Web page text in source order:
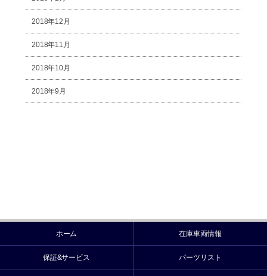
2018年12月
2018年11月
2018年10月
2018年9月
ホーム 在庫車両情報
保証&サービス パーツリスト